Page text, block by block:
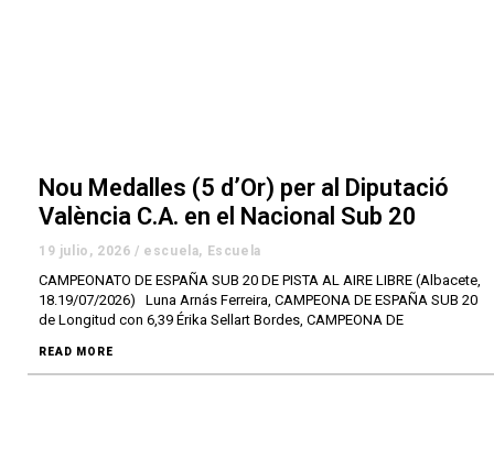
Nou Medalles (5 d’Or) per al Diputació
València C.A. en el Nacional Sub 20
19 julio, 2026 / escuela, Escuela
CAMPEONATO DE ESPAÑA SUB 20 DE PISTA AL AIRE LIBRE (Albacete,
18.19/07/2026) Luna Arnás Ferreira, CAMPEONA DE ESPAÑA SUB 20
de Longitud con 6,39 Érika Sellart Bordes, CAMPEONA DE
READ MORE